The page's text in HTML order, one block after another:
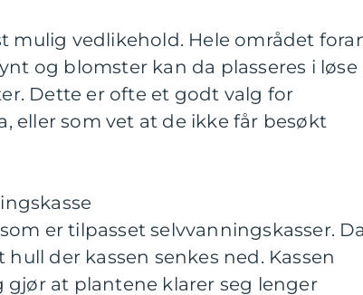
mulig vedlikehold. Hele området
og blomster kan da plasseres i løse
Dette er ofte et godt valg for
eller som vet at de ikke får besøkt
er tilpasset selvvanningskasser.
der kassen senkes ned. Kassen
at plantene klarer seg lenger